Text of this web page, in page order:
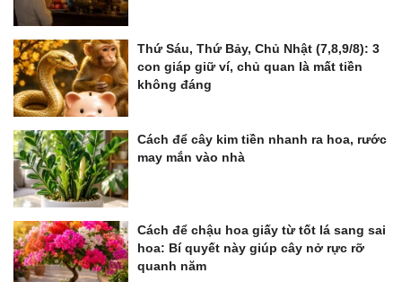
Thứ Sáu, Thứ Bảy, Chủ Nhật (7,8,9/8): 3
con giáp giữ ví, chủ quan là mất tiền
không đáng
Cách để cây kim tiền nhanh ra hoa, rước
may mắn vào nhà
Cách để chậu hoa giấy từ tốt lá sang sai
hoa: Bí quyết này giúp cây nở rực rỡ
quanh năm